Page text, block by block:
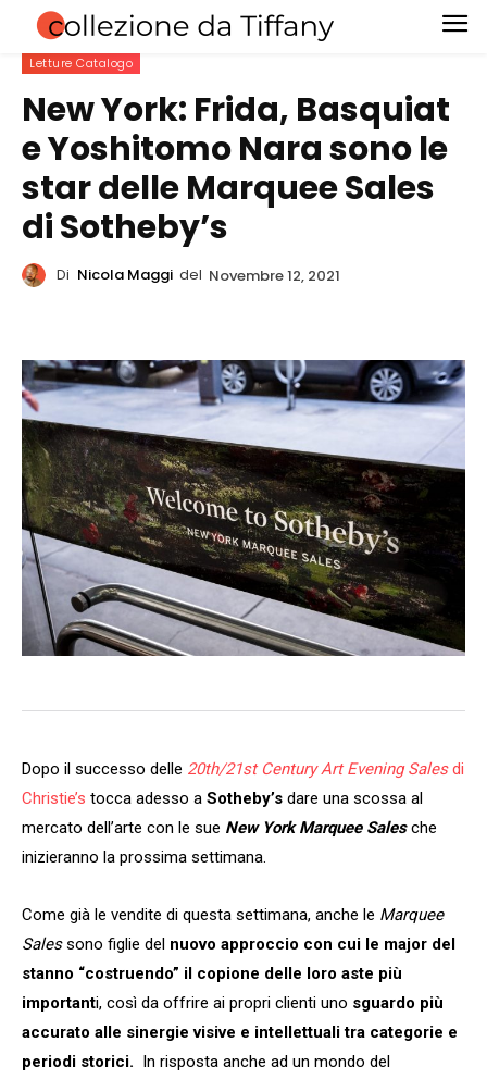
Letture Catalogo
New York: Frida, Basquiat
e Yoshitomo Nara sono le
star delle Marquee Sales
di Sotheby’s
Di Nicola Maggi del Novembre 12, 2021
Dopo il successo delle 20th/21st Century Art Evening Salesdi
Christie’s tocca adesso a Sotheby’s dare una scossa al
mercato dell’arte con le sue New York Marquee Sales che
inizieranno la prossima settimana.
Come già le vendite di questa settimana, anche le Marquee
Salessono figlie del nuovo approccio con cui le major del
stanno “costruendo” il copione delle loro aste più
importanti, così da offrire ai propri clienti uno sguardo più
accurato alle sinergie visive e intellettuali tra categorie e
periodi storici. In risposta anche ad un mondo del